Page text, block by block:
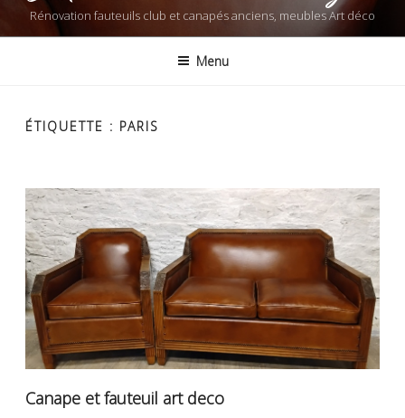
Rénovation fauteuils club et canapés anciens, meubles Art déco
Menu
ÉTIQUETTE : PARIS
Canape et fauteuil art deco